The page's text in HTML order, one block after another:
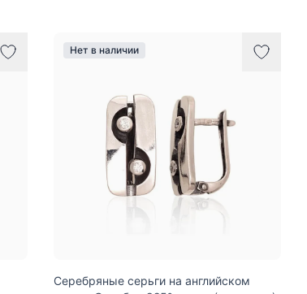
Нет в наличии
Серебряные серьги на английском